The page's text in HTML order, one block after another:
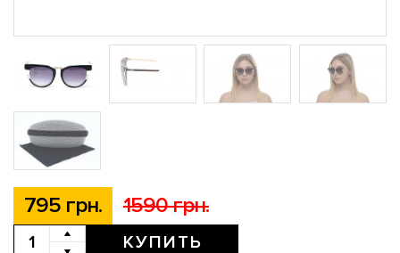
795 грн. 1590 грн.
КУПИТЬ